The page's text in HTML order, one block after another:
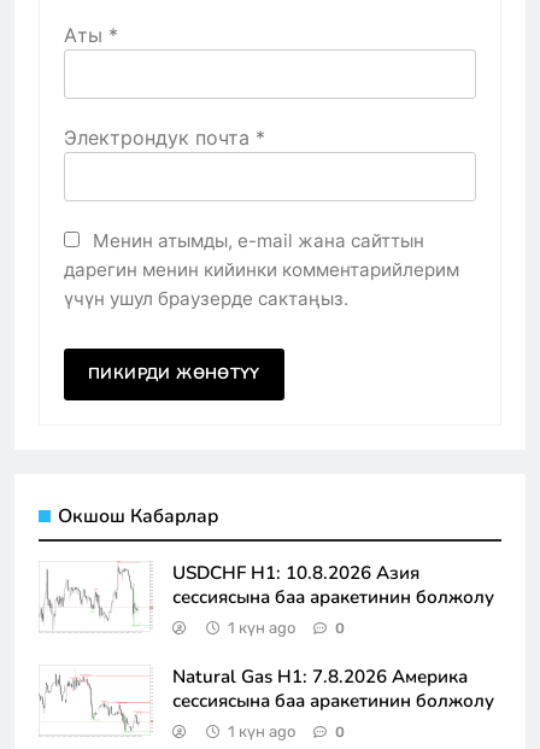
Аты *
Электрондук почта *
Менин атымды, e-mail жана сайттын
дарегин менин кийинки комментарийлерим
үчүн ушул браузерде сактаңыз.
Окшош Кабарлар
USDCHF H1: 10.8.2026 Азия
сессиясына баа аракетинин болжолу
1 күн ago 0
Natural Gas H1: 7.8.2026 Америка
сессиясына баа аракетинин болжолу
1 күн ago 0